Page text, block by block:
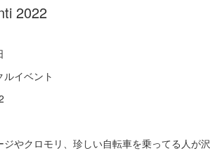
2022
イベント
ジやクロモリ、珍しい自転車を乗ってる人が